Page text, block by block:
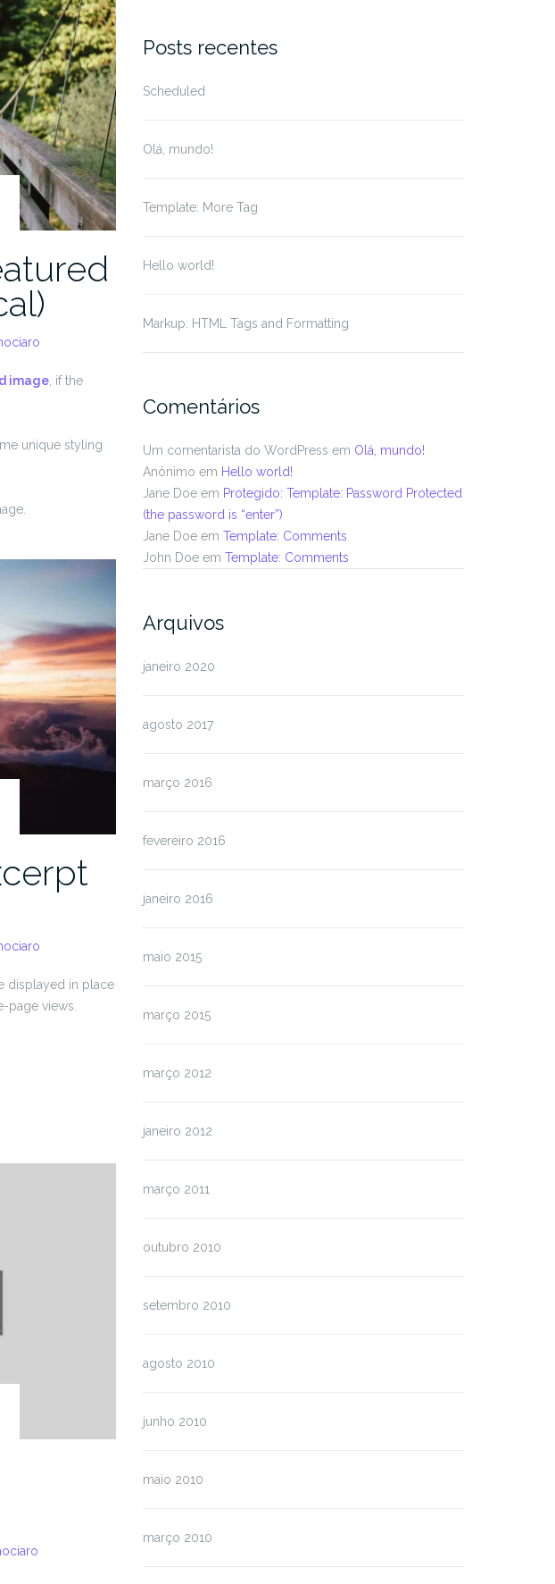
image , if the
unique styling
displayed in place
page views.
for:
Posts recentes
Scheduled
Olá, mundo!
Template: More Tag
Hello world!
Markup: HTML Tags and Formatting
Comentários
Um comentarista do WordPress em Olá, mundo!
Anônimo em Hello world!
Jane Doe em Protegido: Template: Password Protected
(the password is “enter”)
Jane Doe em Template: Comments
John Doe em Template: Comments
Arquivos
janeiro 2020
agosto 2017
março 2016
fevereiro 2016
janeiro 2016
maio 2015
março 2015
março 2012
janeiro 2012
março 2011
outubro 2010
setembro 2010
agosto 2010
junho 2010
maio 2010
março 2010